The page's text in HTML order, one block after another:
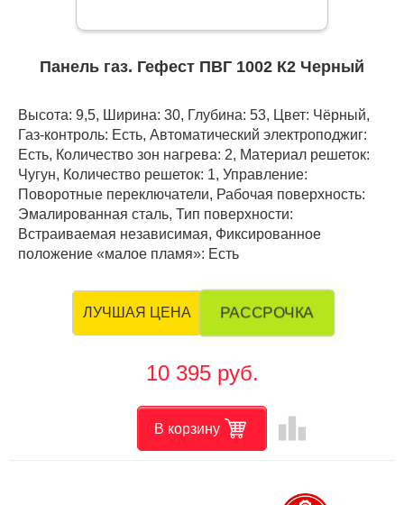
Панель газ. Гефест ПВГ 1002 К2 Черный
Высота: 9,5, Ширина: 30, Глубина: 53, Цвет: Чёрный,
Газ-контроль: Есть, Автоматический электроподжиг:
Есть, Количество зон нагрева: 2, Материал решеток:
Чугун, Количество решеток: 1, Управление:
Поворотные переключатели, Рабочая поверхность:
Эмалированная сталь, Тип поверхности:
Встраиваемая независимая, Фиксированное
положение «малое пламя»: Есть
ЛУЧШАЯ ЦЕНА РАССРОЧКА
10 395 руб.
В корзину leaderboard